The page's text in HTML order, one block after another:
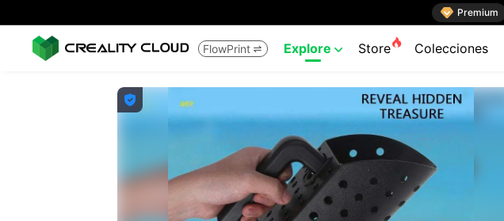
 Premium
FlowPrint  Explore  Store Colecciones
